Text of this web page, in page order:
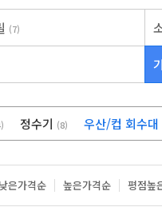
(7)
정수기 (8) 우산/컵 회수대
낮은가격순 높은가격순 평점높